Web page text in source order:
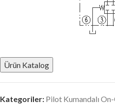
Ürün Katalog
Kategoriler: Pilot Kumandalı